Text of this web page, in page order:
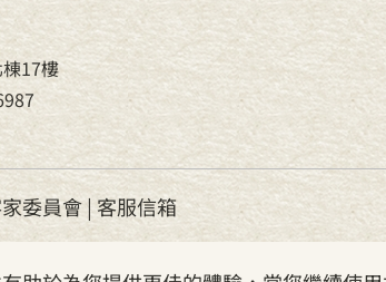
17樓
委員會| 客服信箱